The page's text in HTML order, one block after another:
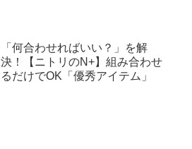
「何合わせればいい？」を解
決！【ニトリのN+】組み合わせ
るだけでOK「優秀アイテム」